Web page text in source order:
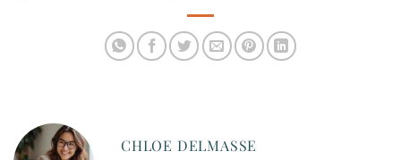
CHLOE DELMASSE